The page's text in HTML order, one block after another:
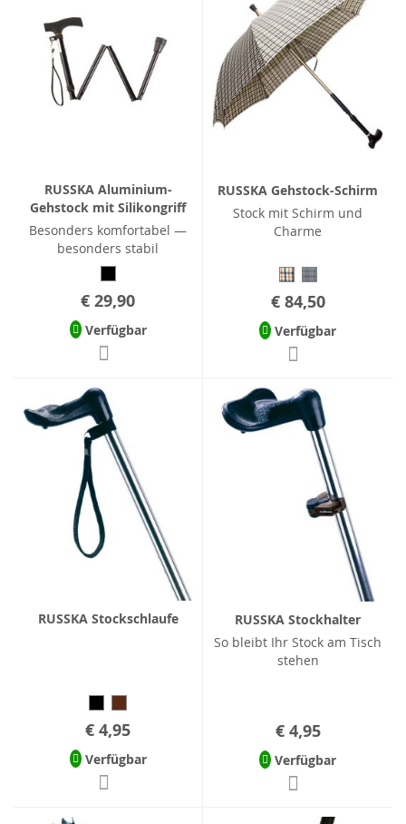
RUSSKA Aluminium-
Gehstock mit Silikongriff
Besonders komfortabel —
besonders stabil
€ 29,90
Verfügbar
RUSSKA Gehstock-Schirm
Stock mit Schirm und
Charme
€ 84,50
Verfügbar
RUSSKA Stockschlaufe
€ 4,95
Verfügbar
RUSSKA Stockhalter
So bleibt Ihr Stock am Tisch
stehen
€ 4,95
Verfügbar